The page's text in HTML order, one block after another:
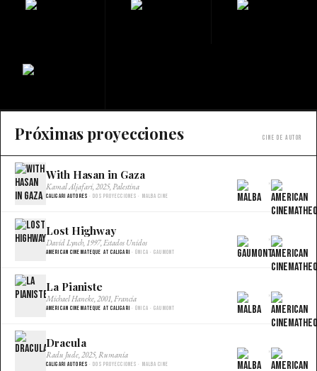
Próximas proyecciones Cine de autor
With Hasan in Gaza
Kamal Aljafari, 2025, Palestina
Caligari Autores · Dos proyecciones · Malba Cine
×
Lost Highway
David Lynch, 1997, Estados Unidos
American Cinemateque at Caligari · Única · Gaumont
×
La Pianiste
Michael Haneke, 2001, Francia
American Cinemateque at Caligari · Única · Gaumont
×
Dracula
Radu Jude, 2025, Rumania
Caligari Autores · Dos proyecciones · Malba Cine
×